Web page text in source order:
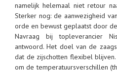
namelijk helemaal niet retour
Sterker nog: de aanwezigheid
orde en bewust geplaatst door
Navraag bij topleverancier
antwoord. Het doel van de
dat de zijschotten flexibel
om de temperatuursverschillen